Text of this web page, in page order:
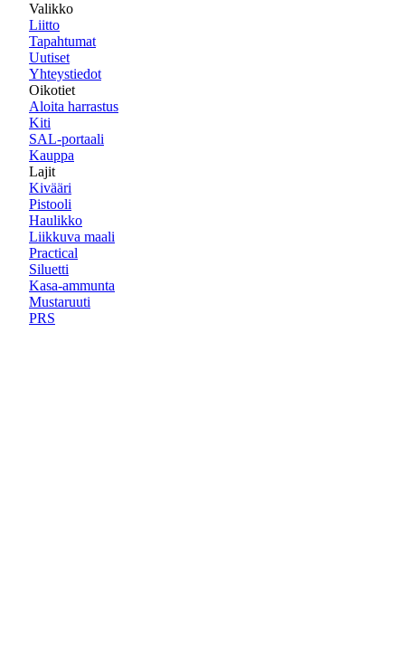
Valikko
Liitto
Tapahtumat
Uutiset
Yhteystiedot
Oikotiet
Aloita harrastus
Kiti
SAL-portaali
Kauppa
Lajit
Kivääri
Pistooli
Haulikko
Liikkuva maali
Practical
Siluetti
Kasa-ammunta
Mustaruuti
PRS